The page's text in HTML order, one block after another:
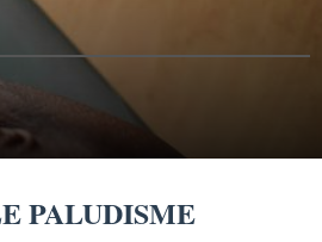
PALUDISME